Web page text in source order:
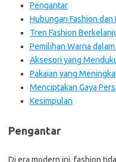
Pengantar
Hubungan Fashion
Tren Fashion
Pemilihan Warna dalam
Aksesori yang
Pakaian yang
Menciptakan Gaya
Kesimpulan
Pengantar
Di era modern ini, fashion